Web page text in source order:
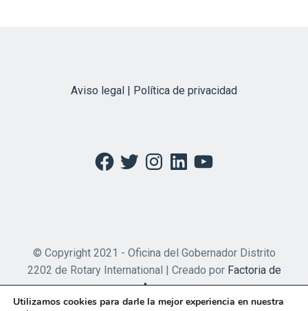
Aviso legal | Política de privacidad
Facebook
TwitterInstagramLinkedInYouTube
© Copyright 2021 - Oficina del Gobernador Distrito
2202 de Rotary International | Creado por Factoria de
Apps
Utilizamos cookies para darle la mejor experiencia en nuestra